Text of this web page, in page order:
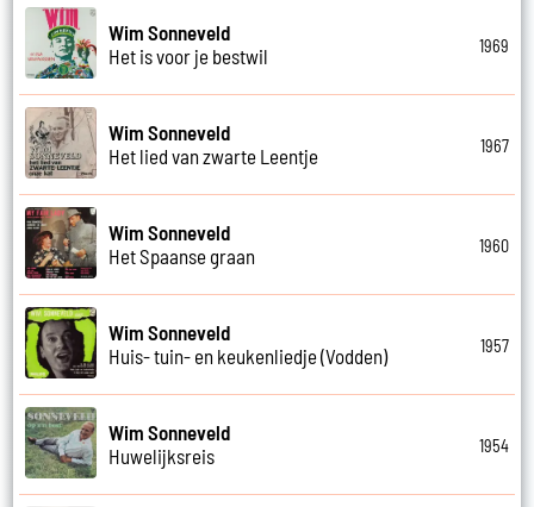
Wim Sonneveld
Het is voor je bestwil
1969
Wim Sonneveld
Het lied van zwarte Leentje
1967
Wim Sonneveld
Het Spaanse graan
1960
Wim Sonneveld
Huis- tuin- en keukenliedje (Vodden)
1957
Wim Sonneveld
Huwelijksreis
1954